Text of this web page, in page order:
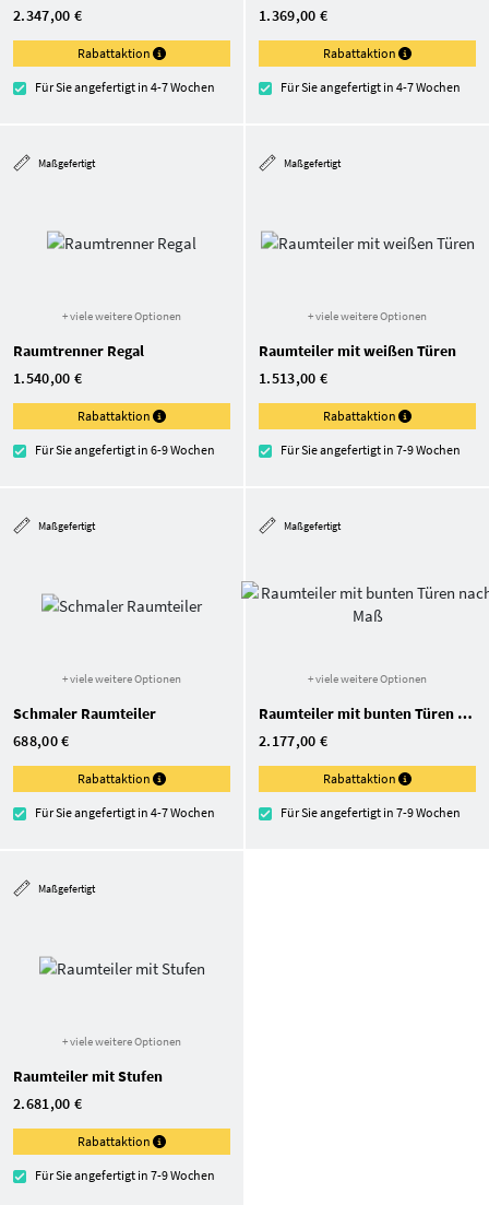
2.347,00 €
Rabattaktion
Für Sie angefertigt in 4-7 Wochen
1.369,00 €
Rabattaktion
Für Sie angefertigt in 4-7 Wochen
Maßgefertigt
+ viele weitere Optionen
Raumtrenner Regal
1.540,00 €
Rabattaktion
Für Sie angefertigt in 6-9 Wochen
Maßgefertigt
+ viele weitere Optionen
Raumteiler mit weißen Türen
1.513,00 €
Rabattaktion
Für Sie angefertigt in 7-9 Wochen
Maßgefertigt
+ viele weitere Optionen
Schmaler Raumteiler
688,00 €
Rabattaktion
Für Sie angefertigt in 4-7 Wochen
Maßgefertigt
+ viele weitere Optionen
Raumteiler mit bunten Türen nach Maß
2.177,00 €
Rabattaktion
Für Sie angefertigt in 7-9 Wochen
Maßgefertigt
+ viele weitere Optionen
Raumteiler mit Stufen
2.681,00 €
Rabattaktion
Für Sie angefertigt in 7-9 Wochen